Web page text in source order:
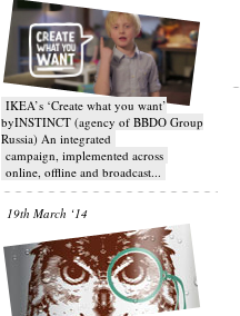
IKEA’s ‘Create what you want’
byINSTINCT (agency of BBDO Group
Russia) An integrated
campaign, implemented across
online, offline and broadcast...
19th March ‘14